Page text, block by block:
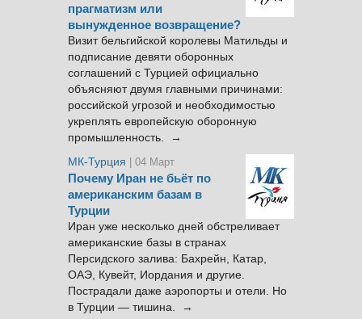
прагматизм или
вынужденное возвращение?
Визит бельгийской королевы Матильды и
подписание девяти оборонных
соглашений с Турцией официально
объясняют двумя главными причинами:
российской угрозой и необходимостью
укреплять европейскую оборонную
промышленность. →
МК-Турция
| 04 Март
Почему Иран не бьёт по
американским базам в
Турции
Иран уже несколько дней обстреливает
американские базы в странах
Персидского залива: Бахрейн, Катар,
ОАЭ, Кувейт, Иордания и другие.
Пострадали даже аэропорты и отели. Но
в Турции — тишина. →